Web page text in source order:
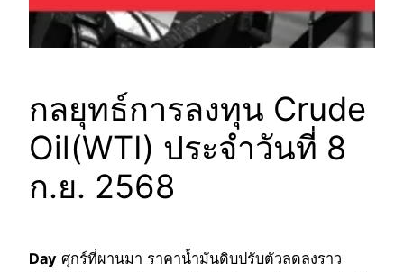
กลยุทธ์การลงทุน Crude
Oil(WTI) ประจำวันที่ 8
ก.ย. 2568
Day ศุกร์ที่ผานมา ราคาน้ำมันดิบปรับตัวลดลงราว